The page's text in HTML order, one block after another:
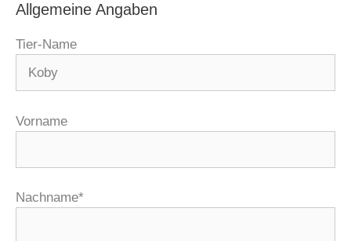
Allgemeine Angaben
Tier-Name
Vorname
Nachname*